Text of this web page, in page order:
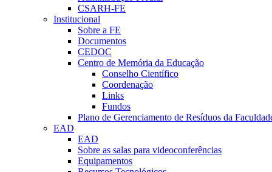
CSARH-FE
Institucional
Sobre a FE
Documentos
CEDOC
Centro de Memória da Educação
Conselho Científico
Coordenação
Links
Fundos
Plano de Gerenciamento de Resíduos da
EAD
EAD
Sobre as salas para videoconferências
Equipamentos